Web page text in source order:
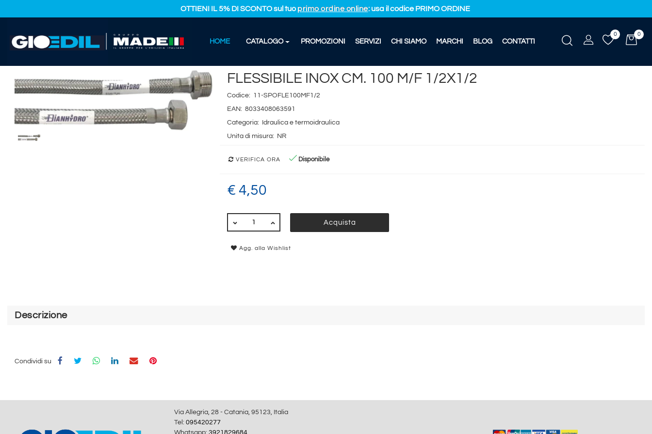
OTTIENI IL 5% DI SCONTO sul tuoprimo ordine online: usa il codice PRIMO ORDINE
HOME CATALOGO PROMOZIONI SERVIZI CHI SIAMO MARCHI BLOG CONTATTI
0
0
HOME
CATALOGO PRODOTTI IDRAULICA E TERMOIDRAULICA FLESSIBILE INOX CM. 100 M/F 1/2X1/2
FLESSIBILE INOX CM. 100 M/F 1/2X1/2
Codice:
11-SPOFLE100MF1/2
EAN: 8033408063591
Categoria:
Idraulica e termoidraulica
Unita di misura:
NR
VERIFICA ORA Disponibile
€ 4,50
Acquista
Agg. alla Wishlist
Descrizione
Condividi su
Via Allegria, 28 - Catania, 95123, Italia
Tel: 095420277
Whatsapp: 3921829684